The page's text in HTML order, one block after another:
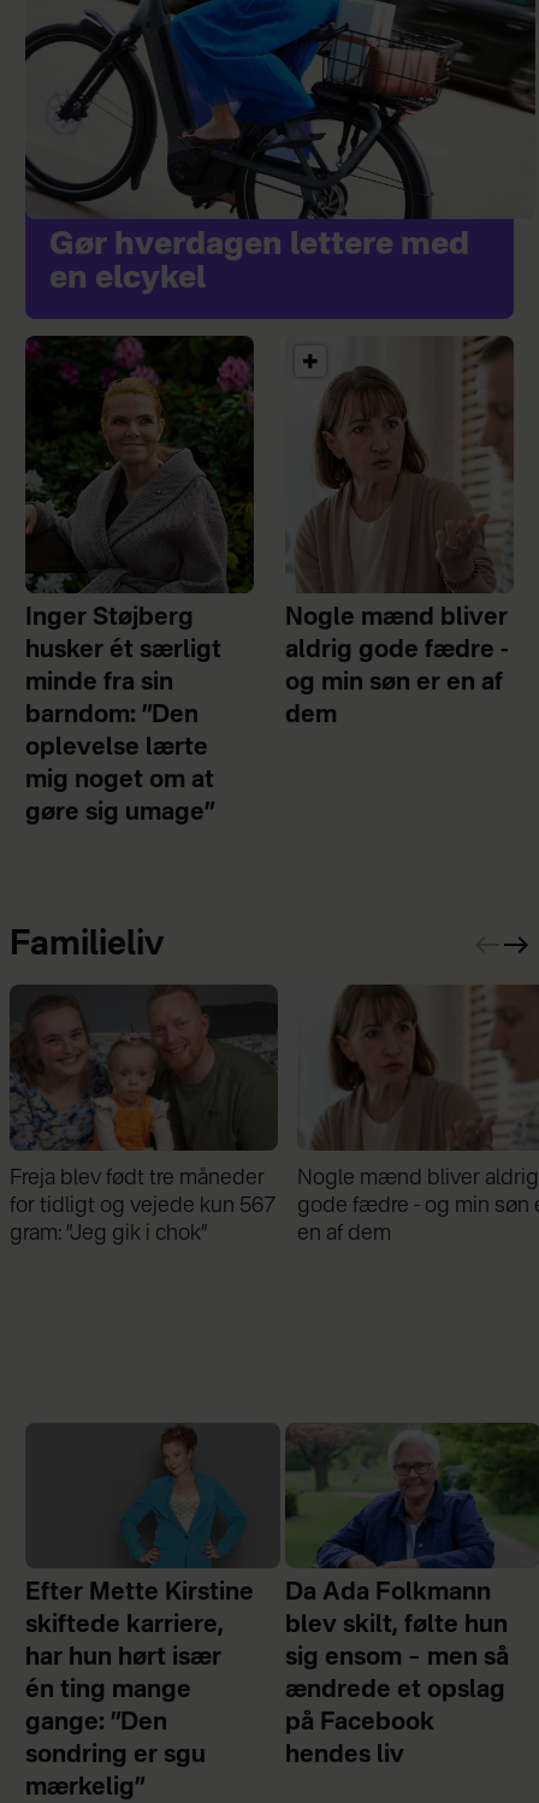
Gør hverdagen lettere med
en elcykel
Inger Støjberg
husker ét særligt
minde fra sin
barndom: ”Den
oplevelse lærte
mig noget om at
gøre sig umage”
Nogle mænd bliver
aldrig gode fædre -
og min søn er en af
dem
Familieliv
Freja blev født tre måneder
for tidligt og vejede kun 567
gram: ”Jeg gik i chok”
Nogle mænd bliver aldrig
gode fædre - og min søn
en af dem
Efter Mette Kirstine
skiftede karriere,
har hun hørt især
én ting mange
gange: ”Den
sondring er sgu
mærkelig”
Da Ada Folkmann
blev skilt, følte hun
sig ensom – men så
ændrede et opslag
på Facebook
hendes liv